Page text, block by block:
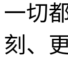
一切
刻、